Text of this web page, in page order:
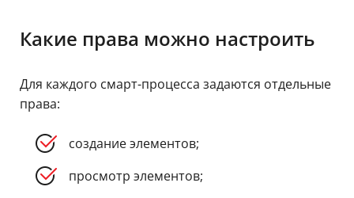
Какие права можно настроить
Для каждого смарт-процесса задаются отдельные
права:
создание элементов;
просмотр элементов;